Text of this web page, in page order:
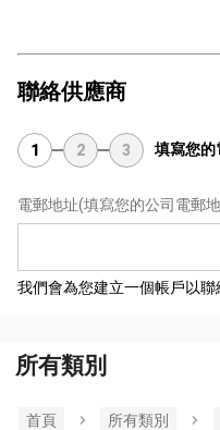
聯絡供應商
1 2 3 填寫您的
電郵地址(填寫您的公司電郵
我們會為您建立一個帳戶以聯
所有類別
首頁 所有類別